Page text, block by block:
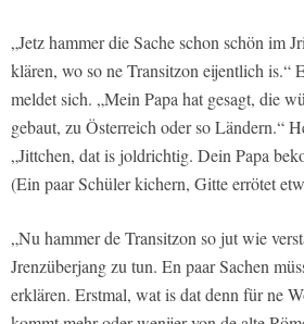
„Jetz hammer die Sache schon schön im
klären, wo so ne Transitzon eijentlich is.“
meldet sich. „Mein Papa hat gesagt, die
gebaut, zu Österreich oder so Ländern.“
„Jittchen, dat is joldrichtig. Dein Papa
(Ein paar Schüler kichern, Gitte errötet
„Nu hammer de Transitzon so jut wie
Jrenzüberjang zu tun. En paar Sachen
erklären. Erstmal, wat is dat denn für ne